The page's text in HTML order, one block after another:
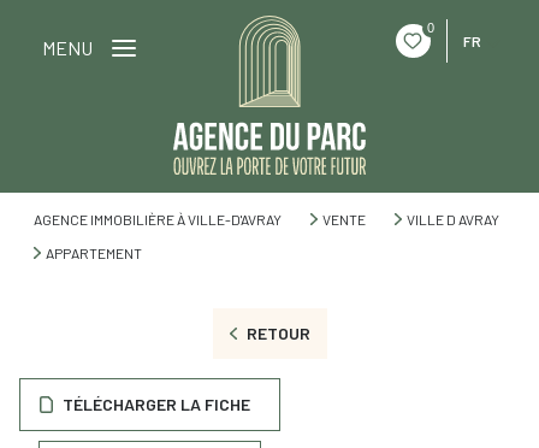
0
FR
MENU
AGENCE IMMOBILIÈRE À VILLE-D'AVRAY VENTE
VILLE D AVRAY
APPARTEMENT
RETOUR
TÉLÉCHARGER LA FICHE